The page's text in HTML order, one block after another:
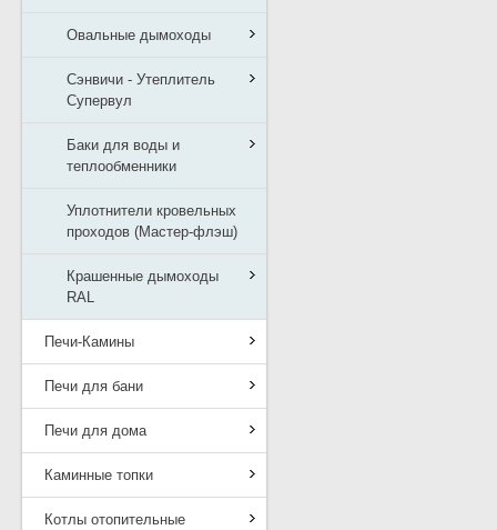
Овальные дымоходы
Сэнвичи - Утеплитель
Супервул
Баки для воды и
теплообменники
Уплотнители кровельных
проходов (Мастер-флэш)
Крашенные дымоходы
RAL
Печи-Камины
Печи для бани
Печи для дома
Каминные топки
Котлы отопительные